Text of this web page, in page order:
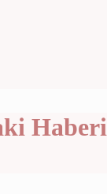
Haberi